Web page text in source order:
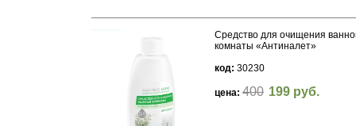
Средство для очищения
комнаты «Антиналет»
код: 30230
цена: 400 199 руб.